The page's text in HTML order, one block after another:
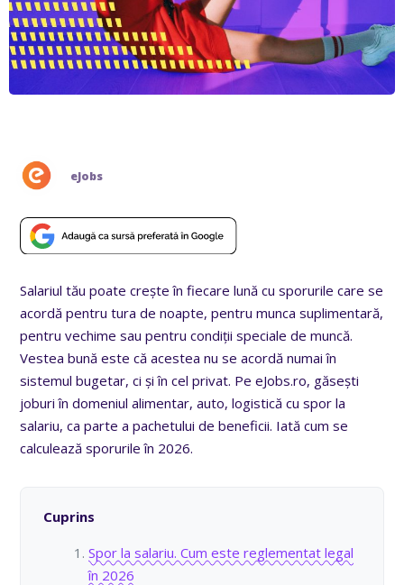
eJobs
Salariul tău poate crește în fiecare lună cu sporurile care se
acordă pentru tura de noapte, pentru munca suplimentară,
pentru vechime sau pentru condiții speciale de muncă.
Vestea bună este că acestea nu se acordă numai în
sistemul bugetar, ci și în cel privat. Pe eJobs.ro, găsești
joburi în domeniul alimentar, auto, logistică cu spor la
salariu, ca parte a pachetului de beneficii. Iată cum se
calculează sporurile în 2026.
Cuprins
Spor la salariu. Cum este reglementat legal
în 2026